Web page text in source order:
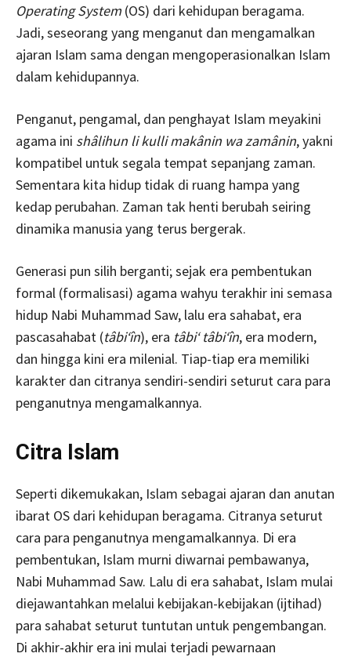
Operating System (OS) dari kehidupan beragama.
Jadi, seseorang yang menganut dan mengamalkan
ajaran Islam sama dengan mengoperasionalkan Islam
dalam kehidupannya.
Penganut, pengamal, dan penghayat Islam meyakini
agama ini shâlihun li kulli makânin wa zamânin, yakni
kompatibel untuk segala tempat sepanjang zaman.
Sementara kita hidup tidak di ruang hampa yang
kedap perubahan. Zaman tak henti berubah seiring
dinamika manusia yang terus bergerak.
Generasi pun silih berganti; sejak era pembentukan
formal (formalisasi) agama wahyu terakhir ini semasa
hidup Nabi Muhammad Saw, lalu era sahabat, era
pascasahabat (tâbi‘în), era tâbi‘ tâbi‘în, era modern,
dan hingga kini era milenial. Tiap-tiap era memiliki
karakter dan citranya sendiri-sendiri seturut cara para
penganutnya mengamalkannya.
Citra Islam
Seperti dikemukakan, Islam sebagai ajaran dan anutan
ibarat OS dari kehidupan beragama. Citranya seturut
cara para penganutnya mengamalkannya. Di era
pembentukan, Islam murni diwarnai pembawanya,
Nabi Muhammad Saw. Lalu di era sahabat, Islam mulai
diejawantahkan melalui kebijakan-kebijakan (ijtihad)
para sahabat seturut tuntutan untuk pengembangan.
Di akhir-akhir era ini mulai terjadi pewarnaan